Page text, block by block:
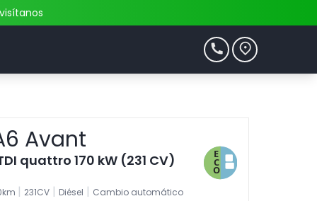
Avant
quattro 170 kW (231 CV)
| 231CV | Diésel | Cambio automático